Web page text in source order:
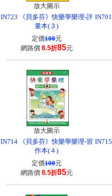
放大圖示
IN723 《貝多芬》快樂學樂理-評
量本(３)
定價100元
網路價 8.5折85元
放大圖示
IN714 《貝多芬》快樂學樂理-習
作本(４)
定價100元
網路價 8.5折85元